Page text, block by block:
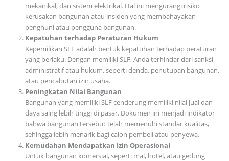
mekanikal, dan sistem elektrikal. Hal ini mengurangi risiko
kerusakan bangunan atau insiden yang membahayakan
penghuni atau pengguna bangunan.
Kepatuhan terhadap Peraturan Hukum
Kepemilikan SLF adalah bentuk kepatuhan terhadap peraturan
yang berlaku. Dengan memiliki SLF, Anda terhindar dari sanksi
administratif atau hukum, seperti denda, penutupan bangunan,
atau pencabutan izin usaha.
Peningkatan Nilai Bangunan
Bangunan yang memiliki SLF cenderung memiliki nilai jual dan
daya saing lebih tinggi di pasar. Dokumen ini menjadi indikator
bahwa bangunan tersebut telah memenuhi standar kualitas,
sehingga lebih menarik bagi calon pembeli atau penyewa.
Kemudahan Mendapatkan Izin Operasional
Untuk bangunan komersial, seperti mal, hotel, atau gedung